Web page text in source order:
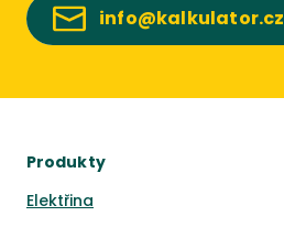
info@kalkulator.cz
Produkty
Elektřina